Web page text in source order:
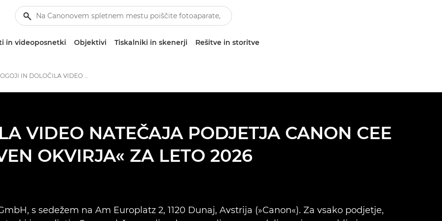
in videoposnetki Objektivi Tiskalniki in skenerji Rešitve in storitve
POGOJI IN DOLOČILA VIDEO NATEČAJA PODJETJA CANON CEE »IZVEN OKVIRJA« ZA LETO 2026
VIDEO NATEČAJA PODJETJA CANON CEE
OKVIRJA« ZA LETO 2026
s sedežem na Am Europlatz 2, 1120 Dunaj, Avstrija (»Canon«). Za vsako podjetje,